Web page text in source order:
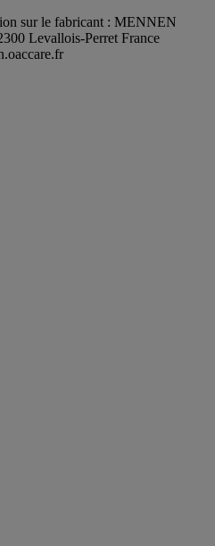
sur le fabricant : MENNEN
Levallois-Perret France